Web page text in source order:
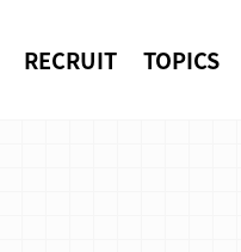
RECRUIT TOPICS